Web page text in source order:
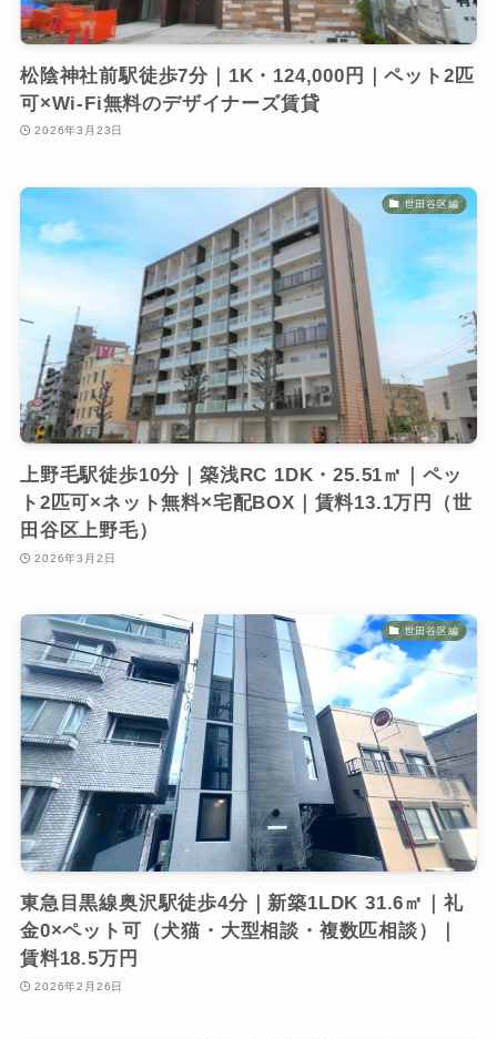
松陰神社前駅徒歩7分｜1K・124,000円｜ペット2匹
可×Wi-Fi無料のデザイナーズ賃貸
2026年3月23日
世田谷区編
上野毛駅徒歩10分｜築浅RC 1DK・25.51㎡｜ペッ
ト2匹可×ネット無料×宅配BOX｜賃料13.1万円（世
田谷区上野毛）
2026年3月2日
世田谷区編
東急目黒線奥沢駅徒歩4分｜新築1LDK 31.6㎡｜礼
金0×ペット可（犬猫・大型相談・複数匹相談）｜
賃料18.5万円
2026年2月26日